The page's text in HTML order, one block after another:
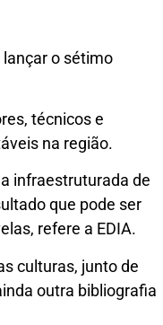
o sétimo
técnicos e
na região.
infraestruturada de
que pode ser
refere a EDIA.
culturas, junto de
outra bibliografia